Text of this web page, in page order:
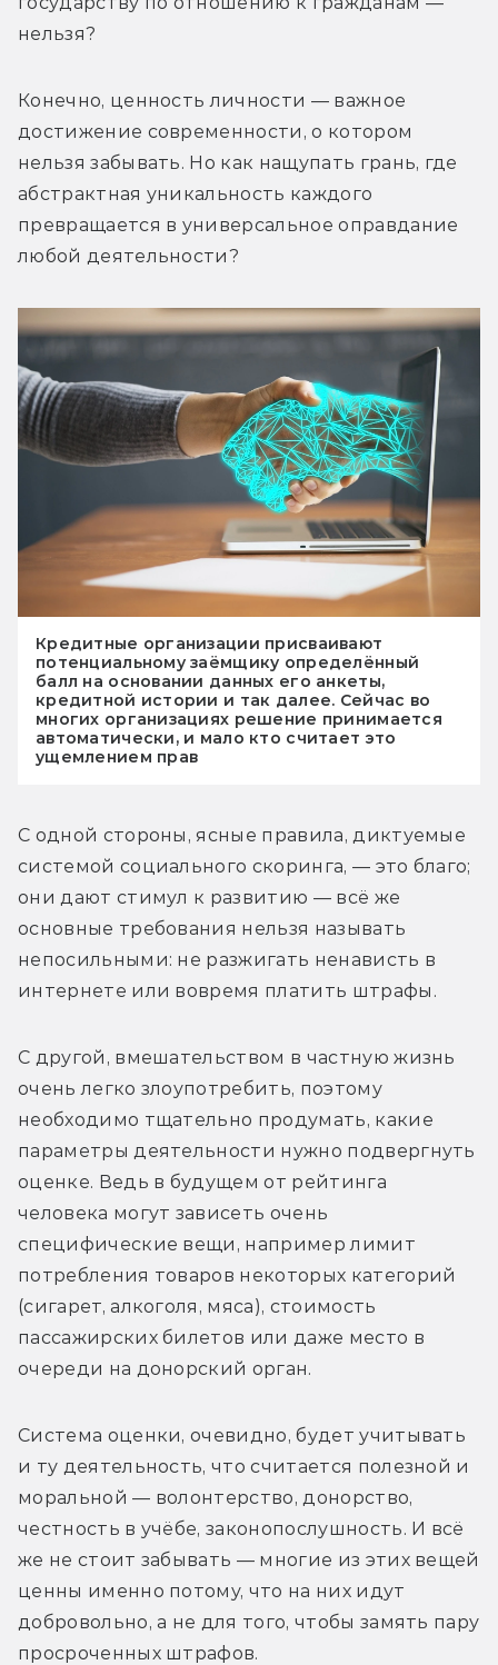
нельзя?
Конечно, ценность личности — важное
достижение современности, о котором
нельзя забывать. Но как нащупать грань, где
абстрактная уникальность каждого
превращается в универсальное оправдание
любой деятельности?
Кредитные организации присваивают
потенциальному заёмщику определённый
балл на основании данных его анкеты,
кредитной истории и так далее. Сейчас во
многих организациях решение принимается
автоматически, и мало кто считает это
ущемлением прав
С одной стороны, ясные правила, диктуемые
системой социального скоринга, — это благо;
они дают стимул к развитию — всё же
основные требования нельзя называть
непосильными: не разжигать ненависть в
интернете или вовремя платить штрафы.
С другой, вмешательством в частную жизнь
очень легко злоупотребить, поэтому
необходимо тщательно продумать, какие
параметры деятельности нужно подвергнуть
оценке. Ведь в будущем от рейтинга
человека могут зависеть очень
специфические вещи, например лимит
потребления товаров некоторых категорий
(сигарет, алкоголя, мяса), стоимость
пассажирских билетов или даже место в
очереди на донорский орган.
Система оценки, очевидно, будет учитывать
и ту деятельность, что считается полезной и
моральной — волонтерство, донорство,
честность в учёбе, законопослушность. И всё
же не стоит забывать — многие из этих вещей
ценны именно потому, что на них идут
добровольно, а не для того, чтобы замять пару
просроченных штрафов.